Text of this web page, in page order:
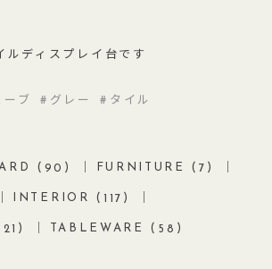
ルディスプレイ台です
ーブ グレー
タイル
( 90 ) FURNITURE (7 )
INTERIOR ( 117 )
21 ) TABLEWARE ( 58 )